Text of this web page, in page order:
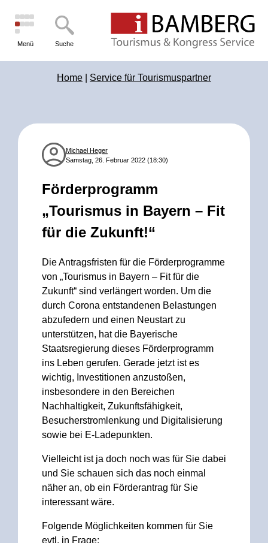
Menü Suche
Home Service für Tourismuspartner
Michael Heger
Samstag, 26. Februar 2022 (18:30)
Förderprogramm
„Tourismus in Bayern – Fit
für die Zukunft!“
Die Antragsfristen für die Förderprogramme
von „Tourismus in Bayern – Fit für die
Zukunft“ sind verlängert worden. Um die
durch Corona entstandenen Belastungen
abzufedern und einen Neustart zu
unterstützen, hat die Bayerische
Staatsregierung dieses Förderprogramm
ins Leben gerufen. Gerade jetzt ist es
wichtig, Investitionen anzustoßen,
insbesondere in den Bereichen
Nachhaltigkeit, Zukunftsfähigkeit,
Besucherstromlenkung und Digitalisierung
sowie bei E-Ladepunkten.
Vielleicht ist ja doch noch was für Sie dabei
und Sie schauen sich das noch einmal
näher an, ob ein Förderantrag für Sie
interessant wäre.
Folgende Möglichkeiten kommen für Sie
evtl. in Frage: